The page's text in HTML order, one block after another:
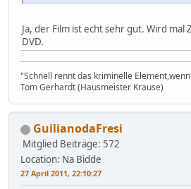
Ja, der Film ist echt sehr gut. Wird mal
DVD.
"Schnell rennt das kriminelle
Tom Gerhardt (Hausmeister Krause)
GuilianodaFresi
Mitglied Beiträge: 572
Location: Na Bidde
27 April 2011, 22:10:27